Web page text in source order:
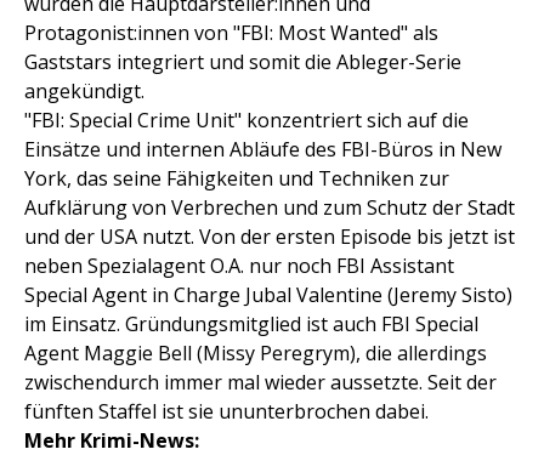
Protagonist:innen von "FBI: Most Wanted" als
Gaststars integriert und somit die Ableger-Serie
angekündigt.
"FBI: Special Crime Unit" konzentriert sich auf die
Einsätze und internen Abläufe des FBI-Büros in New
York, das seine Fähigkeiten und Techniken zur
Aufklärung von Verbrechen und zum Schutz der Stadt
und der USA nutzt. Von der ersten Episode bis jetzt ist
neben Spezialagent O.A. nur noch FBI Assistant
Special Agent in Charge Jubal Valentine (Jeremy Sisto)
im Einsatz. Gründungsmitglied ist auch FBI Special
Agent Maggie Bell (Missy Peregrym), die allerdings
zwischendurch immer mal wieder aussetzte. Seit der
fünften Staffel ist sie ununterbrochen dabei.
Mehr Krimi-News: